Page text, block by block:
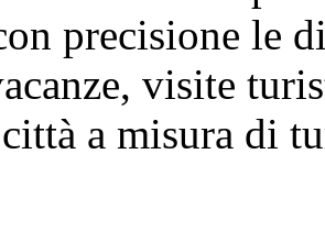
precisione le
visite
a misura di